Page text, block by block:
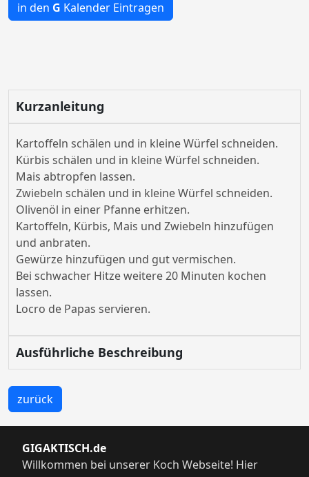
in den G Kalender Eintragen
Kurzanleitung
Kartoffeln schälen und in kleine Würfel schneiden.
Kürbis schälen und in kleine Würfel schneiden.
Mais abtropfen lassen.
Zwiebeln schälen und in kleine Würfel schneiden.
Olivenöl in einer Pfanne erhitzen.
Kartoffeln, Kürbis, Mais und Zwiebeln hinzufügen
und anbraten.
Gewürze hinzufügen und gut vermischen.
Bei schwacher Hitze weitere 20 Minuten kochen
lassen.
Locro de Papas servieren.
Ausführliche Beschreibung
zurück
GIGAKTISCH.de
Willkommen bei unserer Koch Webseite! Hier